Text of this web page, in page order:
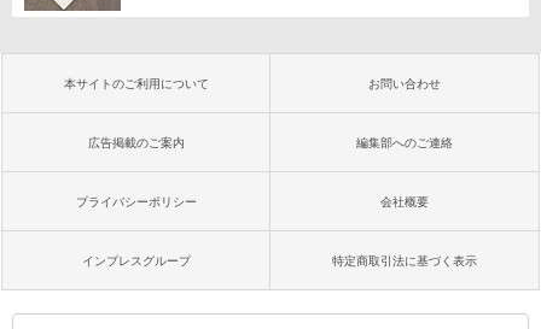
本サイトのご利用について お問い合わせ
広告掲載のご案内 編集部へのご連絡
プライバシーポリシー 会社概要
インプレスグループ 特定商取引法に基づく表示